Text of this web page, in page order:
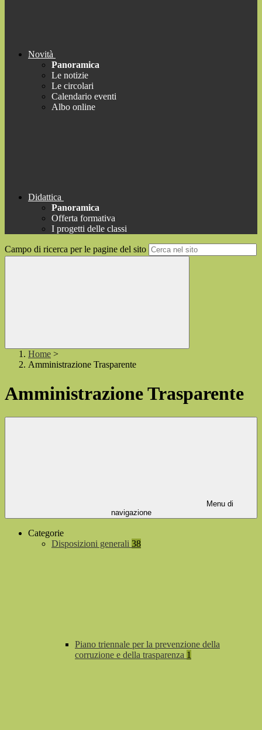
Novità
Panoramica
Le notizie
Le circolari
Calendario eventi
Albo online
Didattica
Panoramica
Offerta formativa
I progetti delle classi
Campo di ricerca per le pagine del sito
Home >
Amministrazione Trasparente
Amministrazione Trasparente
Menu di
navigazione
Categorie
Disposizioni generali 38
Piano triennale per la prevenzione della
corruzione e della trasparenza 1